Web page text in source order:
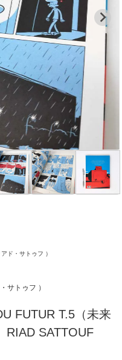
ド・サトゥフ ）
サトゥフ ）
FUTUR T.5（未来
RIAD SATTOUF